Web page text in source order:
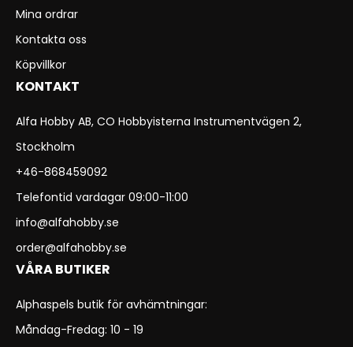
Mina ordrar
Kontakta oss
Köpvillkor
KONTAKT
Alfa Hobby AB, CO Hobbyisterna Instrumentvägen 2,
Stockholm
+46-868459092
Telefontid vardagar 09:00-11:00
info@alfahobby.se
order@alfahobby.se
VÅRA BUTIKER
Alphaspels butik för avhämtningar:
Måndag-Fredag: 10 - 19